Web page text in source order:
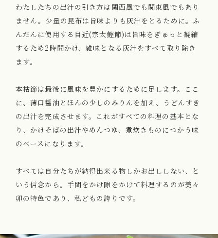
わたしたちの出汁の引き方は関西風でも関東風でもあり
ません。少量の昆布は旨味よりも灰汁をとるために。ふ
んだんに使用する目近(宗太鰹節)は旨味をぎゅっと凝縮
するため2時間かけ、雑味となる灰汁をすべて取り除き
ます。
本枯節は最後に風味を豊かにするために足します。ここ
に、薄口醤油とほんの少しのみりんを加え、うどんすき
の出汁を完成させます。これがすべての料理の基本とな
り、かけそばの出汁やめんつゆ、煮炊きものにつかう味
のベースになります。
すべては自分たちが納得出来る物しかお出ししない、と
いう信念から。手間をかけ隙をかけて料理するのが美々
卯の特色であり、私どもの誇りです。